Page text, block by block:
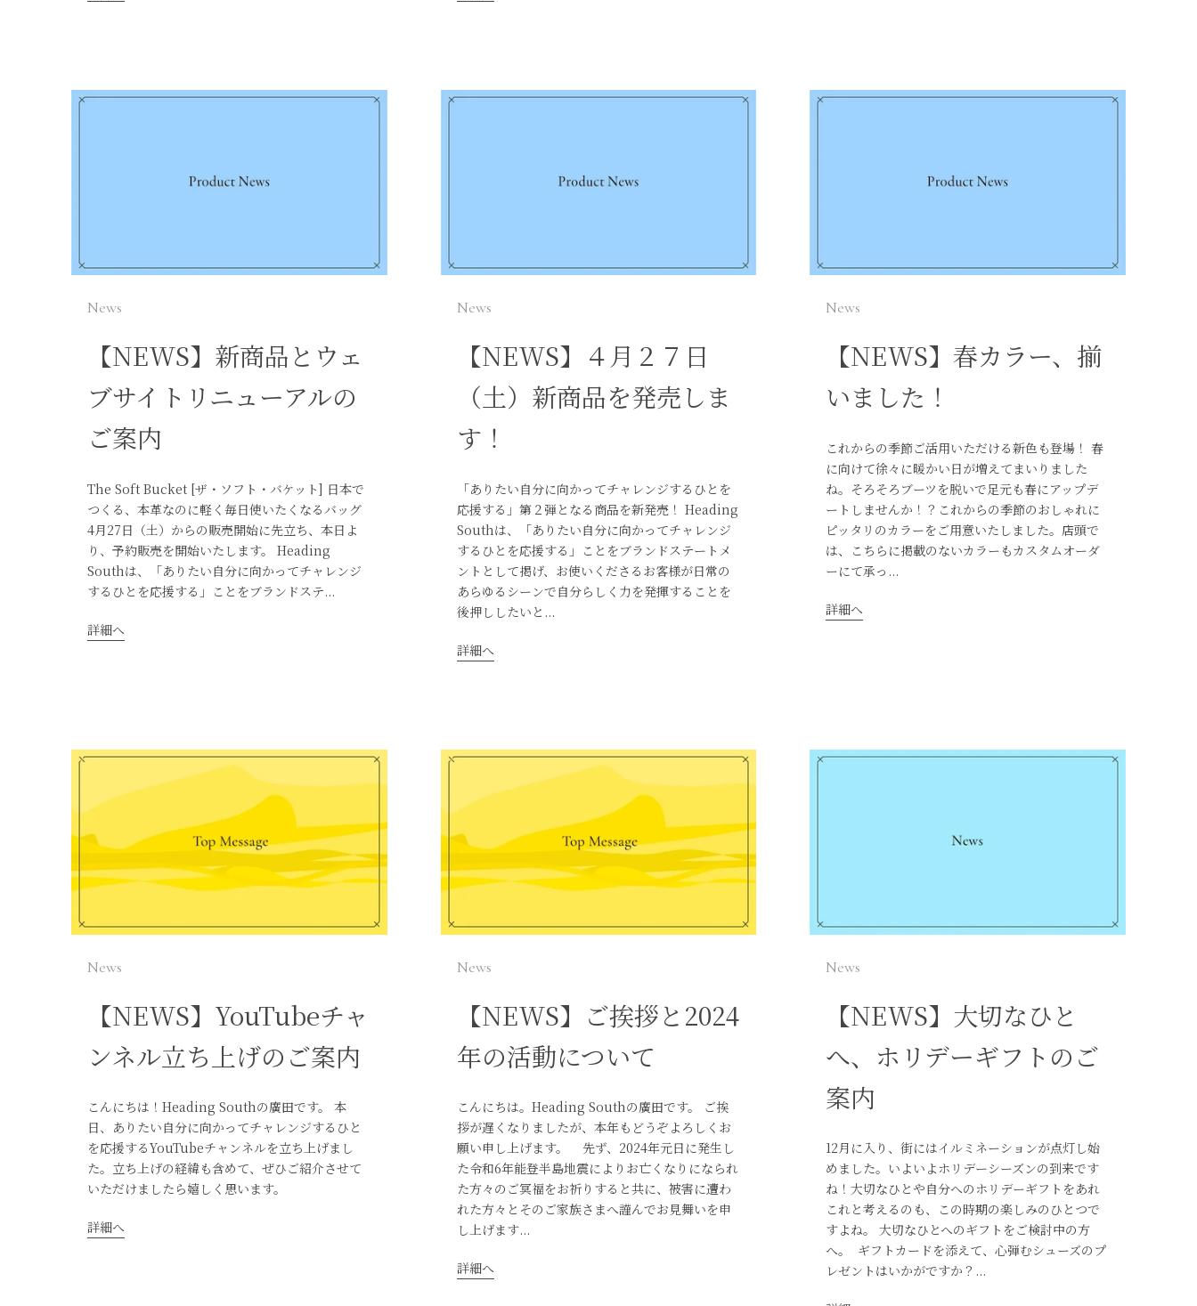
News
【NEWS】新商品とウェ
ブサイトリニューアルの
ご案内
The Soft Bucket [ザ・ソフト・バケット] 日本で
つくる、本革なのに軽く毎日使いたくなるバッグ
4月27日（土）からの販売開始に先立ち、本日よ
り、予約販売を開始いたします。 Heading
Southは、「ありたい自分に向かってチャレンジ
するひとを応援する」ことをブランドステ...
詳細へ
News
【NEWS】４月２７日
（土）新商品を発売しま
す！
「ありたい自分に向かってチャレンジするひとを
応援する」第２弾となる商品を新発売！ Heading
Southは、「ありたい自分に向かってチャレンジ
するひとを応援する」ことをブランドステートメ
ントとして掲げ、お使いくださるお客様が日常の
あらゆるシーンで自分らしく力を発揮することを
後押ししたいと...
詳細へ
News
【NEWS】春カラー、揃
いました！
これからの季節ご活用いただける新色も登場！ 春
に向けて徐々に暖かい日が増えてまいりました
ね。そろそろブーツを脱いで足元も春にアップデ
ートしませんか！？これからの季節のおしゃれに
ピッタリのカラーをご用意いたしました。店頭で
は、こちらに掲載のないカラーもカスタムオーダ
ーにて承っ...
詳細へ
News
【NEWS】YouTubeチャ
ンネル立ち上げのご案内
こんにちは！Heading Southの廣田です。 本
日、ありたい自分に向かってチャレンジするひと
を応援するYouTubeチャンネルを立ち上げまし
た。立ち上げの経緯も含めて、ぜひご紹介させて
いただけましたら嬉しく思います。
詳細へ
News
【NEWS】ご挨拶と2024
年の活動について
こんにちは。Heading Southの廣田です。 ご挨
拶が遅くなりましたが、本年もどうぞよろしくお
願い申し上げます。 先ず、2024年元日に発生し
た令和6年能登半島地震によりお亡くなりになられ
た方々のご冥福をお祈りすると共に、被害に遭わ
れた方々とそのご家族さまへ謹んでお見舞いを申
し上げます...
詳細へ
News
【NEWS】大切なひと
へ、ホリデーギフトのご
案内
12月に入り、街にはイルミネーションが点灯し始
めました。いよいよホリデーシーズンの到来です
ね！大切なひとや自分へのホリデーギフトをあれ
これと考えるのも、この時期の楽しみのひとつで
すよね。 大切なひとへのギフトをご検討中の方
へ。 ギフトカードを添えて、心弾むシューズのプ
レゼントはいかがですか？...